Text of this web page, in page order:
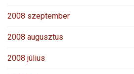
2008 szeptember
2008 augusztus
2008 július